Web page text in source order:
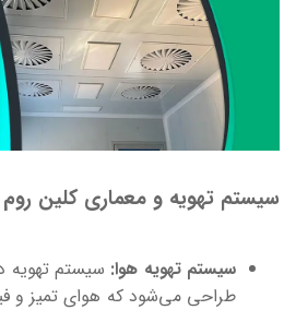
سیستم تهویه و معماری کلین روم
سیستم تهویه هوا: سیستم تهویه
طراحی می‌شود که هوای تمیز و